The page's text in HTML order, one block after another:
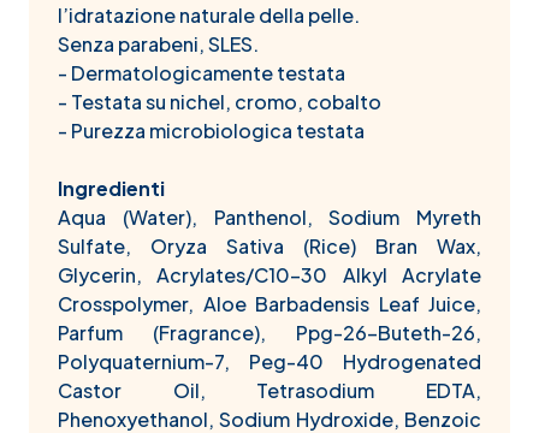
l’idratazione naturale della pelle.
Senza parabeni, SLES.
- Dermatologicamente testata
- Testata su nichel, cromo, cobalto
- Purezza microbiologica testata
Ingredienti
Aqua (Water), Panthenol, Sodium Myreth
Sulfate, Oryza Sativa (Rice) Bran Wax,
Glycerin, Acrylates/C10-30 Alkyl Acrylate
Crosspolymer, Aloe Barbadensis Leaf Juice,
Parfum (Fragrance), Ppg-26-Buteth-26,
Polyquaternium-7, Peg-40 Hydrogenated
Castor Oil, Tetrasodium EDTA,
Phenoxyethanol, Sodium Hydroxide, Benzoic